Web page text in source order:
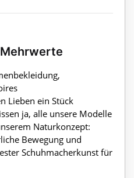
Lieben ein Stück
ja, alle unsere Modelle
Naturkonzept:
Bewegung und
Schuhmacherkunst für